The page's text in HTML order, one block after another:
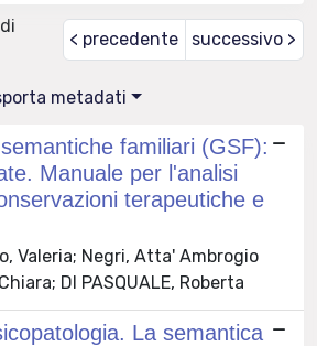
< precedente successivo >
metadati
familiari (GSF):
Manuale per l'analisi
terapeutiche e
Valeria; Negri, Atta' Ambrogio
DI PASQUALE, Roberta
La semantica